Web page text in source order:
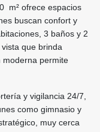
m² ofrece espacios
buscan confort y
3 baños y 2
que brinda
moderna permite
y vigilancia 24/7,
como gimnasio y
muy cerca